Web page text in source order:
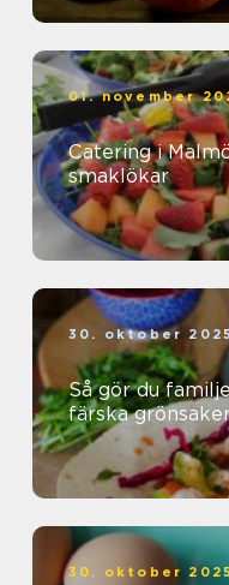
01. november
Catering i
smaklökar
30. oktober 2025
Så gör du
färska
30. oktober 2025